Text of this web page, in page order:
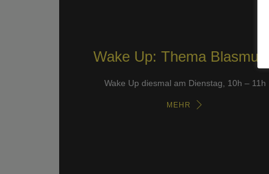
Wake Up: Thema Blasmusik
Wake Up diesmal am Dienstag, 10h – 11h
MEHR